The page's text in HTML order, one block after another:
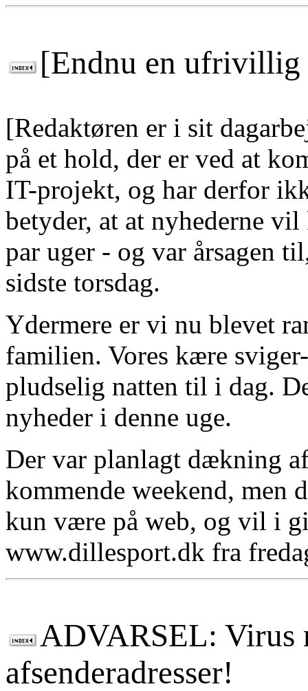
[Endnu en ufrivillig
[Redaktøren er i sit
på et hold, der er ved at
IT-projekt, og har derfor
betyder, at at nyhederne
par uger - og var årsagen
sidste torsdag.
Ydermere er vi nu blevet
familien. Vores kære
pludselig natten til i dag.
nyheder i denne uge.
Der var planlagt dækning
kommende weekend,
kun være på web, og vil i
www.dillesport.dk fra
ADVARSEL: Virus
afsenderadresser!